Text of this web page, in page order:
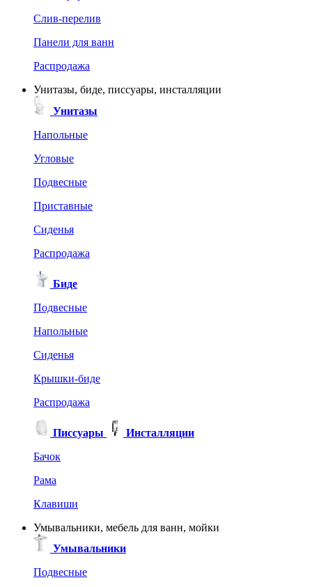
Слив-перелив
Панели для ванн
Распродажа
Унитазы, биде, писсуары, инсталляции
Унитазы
Напольные
Угловые
Подвесные
Приставные
Сиденья
Распродажа
Биде
Подвесные
Напольные
Сиденья
Крышки-биде
Распродажа
Писсуары
Инсталляции
Бачок
Рама
Клавиши
Умывальники, мебель для ванн, мойки
Умывальники
Подвесные